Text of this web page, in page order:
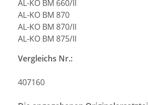
AL-KO BM 660/II
AL-KO BM 870
AL-KO BM 870/II
AL-KO BM 875/II
Vergleichs Nr.:
407160